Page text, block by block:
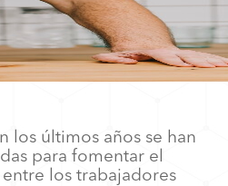
los últimos años se han
para fomentar el
los trabajadores